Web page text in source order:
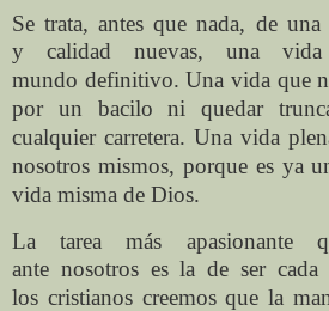
Se trata, antes que nada, de
y calidad nuevas, una
mundo definitivo. Una vida que
por un bacilo ni quedar
cualquiercarretera. Una vida
nosotros mismos, porque es ya
vida misma de Dios.
La tarea más apasionante
ante nosotros es la de ser
los cristianos creemos que la